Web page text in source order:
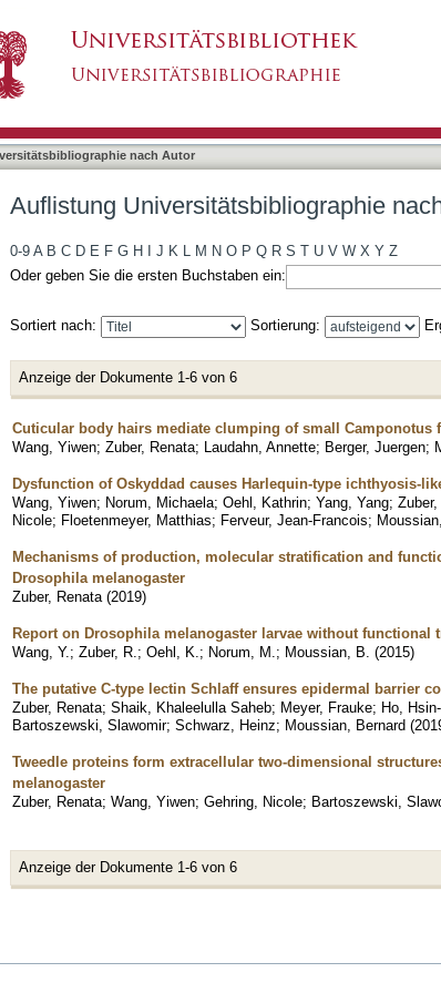
nach Autor
Auflistung Universitätsbibliographie
0-9 A B C D E F G H J K L M N O P Q R S T U V W X Y Z
Oder geben Sie die ersten Buchstaben ein:
Sortiert nach: Sortierung:
Anzeige der Dokumente 1-6 von 6
Cuticular body hairs mediate clumping of small Camponotus
Wang, Yiwen; Zuber, Renata; Laudahn, Annette; Berger, Juergen;
Dysfunction of Oskyddad causes Harlequin-type ichthyosis-
Wang, Yiwen; Norum, Michaela; Oehl, Kathrin; Yang, Yang;
Nicole; Floetenmeyer, Matthias; Ferveur, Jean-Francois;
Mechanisms of production, molecular stratification and
Drosophila melanogaster
Zuber, Renata (2019)
Report on Drosophila melanogaster larvae without functional
Wang, Y. ; Zuber, R. ; Oehl, K. ; Norum, M. ; Moussian, B. (2015)
The putative C-type lectin Schlaff ensures epidermal barrier
Zuber, Renata; Shaik, Khaleelulla Saheb; Meyer, Frauke; Ho,
Bartoszewski, Slawomir; Schwarz, Heinz; Moussian, Bernard (
Tweedle proteins form extracellular two-dimensional
melanogaster
Zuber, Renata; Wang, Yiwen; Gehring, Nicole; Bartoszewski,
Anzeige der Dokumente 1-6 von 6